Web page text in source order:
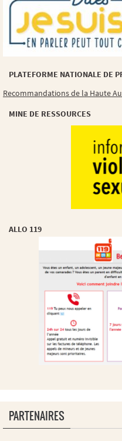
PLATEFORME NATIONALE DE
Recommandations de la Haute
MINE DE RESSOURCES
ALLO 119
PARTENAIRES